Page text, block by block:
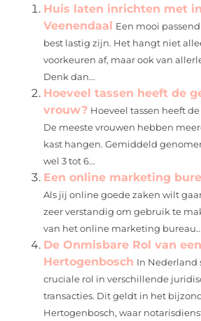
Huis laten inrichten met
Veenendaal Een mooi
best lastig zijn. Het hangt niet
voorkeuren af, maar ook van
Denk dan...
Hoeveel tassen heeft de
vrouw? Hoeveel tassen heeft
De meeste vrouwen hebben
kast hangen. Gemiddeld
wel 3 tot 6...
Een online marketing
Als jij online goede zaken wilt
zeer verstandig om gebruik te
van het online marketing bureau...
De Onmisbare Rol van
Hertogenbosch In Nederland
cruciale rol in verschillende
transacties. Dit geldt in het
Hertogenbosch, waar